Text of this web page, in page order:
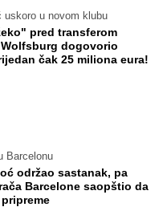
uskoro u novom klubu
pred transferom
dogovorio
čak 25 miliona eura!
Barcelonu
održao sastanak, pa
Barcelone saopštio da